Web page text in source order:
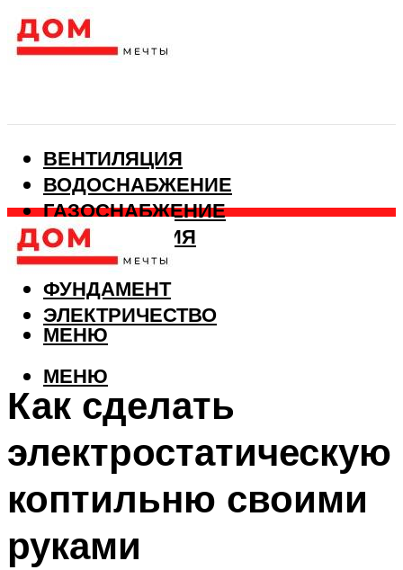
ВЕНТИЛЯЦИЯ
ВОДОСНАБЖЕНИЕ
ГАЗОСНАБЖЕНИЕ
КАНАЛИЗАЦИЯ
ОТОПЛЕНИЕ
ФУНДАМЕНТ
ЭЛЕКТРИЧЕСТВО
МЕНЮ
МЕНЮ
Как сделать
электростатическую
коптильню своими
руками